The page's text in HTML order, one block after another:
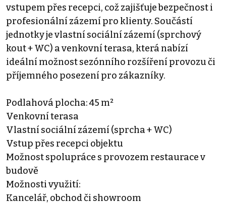
vstupem přes recepci, což zajišťuje bezpečnost i
profesionální zázemí pro klienty. Součástí
jednotky je vlastní sociální zázemí (sprchový
kout + WC) a venkovní terasa, která nabízí
ideální možnost sezónního rozšíření provozu či
příjemného posezení pro zákazníky.
Podlahová plocha: 45 m²
Venkovní terasa
Vlastní sociální zázemí (sprcha + WC)
Vstup přes recepci objektu
Možnost spolupráce s provozem restaurace v
budově
Možnosti využití:
Kancelář, obchod či showroom